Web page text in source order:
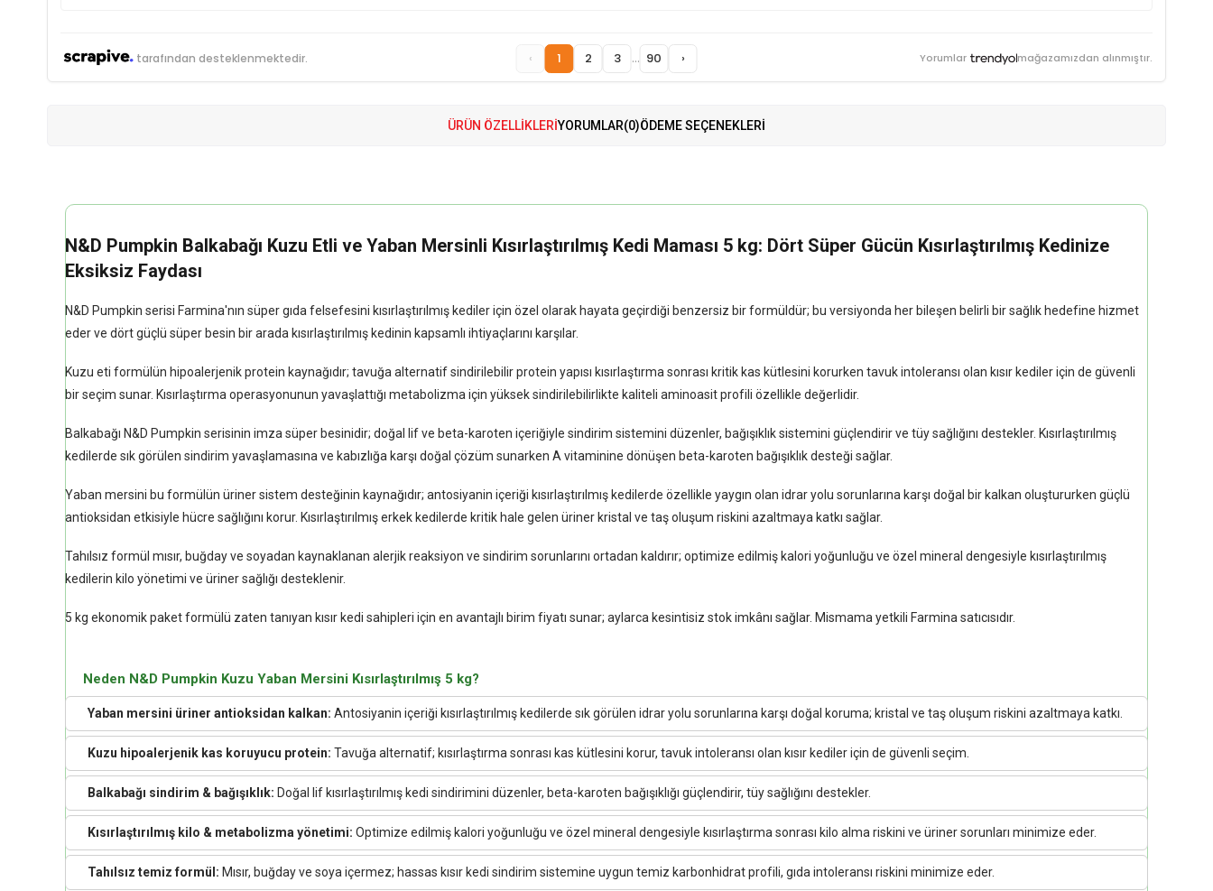
tarafından desteklenmektedir. ‹ 1 2 3 ... 90 › Yorumlar mağazamızdan alınmıştır.
ÜRÜN ÖZELLIKLERIYORUMLAR(0)ÖDEME SEÇENEKLERI
N&D Pumpkin Balkabağı Kuzu Etli ve Yaban Mersinli Kısırlaştırılmış Kedi Maması 5 kg: Dört Süper Gücün Kısırlaştırılmış Kedinize
Eksiksiz Faydası
N&D Pumpkin serisi Farmina'nın süper gıda felsefesini kısırlaştırılmış kediler için özel olarak hayata geçirdiği benzersiz bir formüldür; bu versiyonda her bileşen belirli bir sağlık hedefine hizmet
eder ve dört güçlü süper besin bir arada kısırlaştırılmış kedinin kapsamlı ihtiyaçlarını karşılar.
Kuzu eti formülün hipoalerjenik protein kaynağıdır; tavuğa alternatif sindirilebilir protein yapısı kısırlaştırma sonrası kritik kas kütlesini korurken tavuk intoleransı olan kısır kediler için de güvenli
bir seçim sunar. Kısırlaştırma operasyonunun yavaşlattığı metabolizma için yüksek sindirilebilirlikte kaliteli aminoasit profili özellikle değerlidir.
Balkabağı N&D Pumpkin serisinin imza süper besinidir; doğal lif ve beta-karoten içeriğiyle sindirim sistemini düzenler, bağışıklık sistemini güçlendirir ve tüy sağlığını destekler. Kısırlaştırılmış
kedilerde sık görülen sindirim yavaşlamasına ve kabızlığa karşı doğal çözüm sunarken A vitaminine dönüşen beta-karoten bağışıklık desteği sağlar.
Yaban mersini bu formülün üriner sistem desteğinin kaynağıdır; antosiyanin içeriği kısırlaştırılmış kedilerde özellikle yaygın olan idrar yolu sorunlarına karşı doğal bir kalkan oluştururken güçlü
antioksidan etkisiyle hücre sağlığını korur. Kısırlaştırılmış erkek kedilerde kritik hale gelen üriner kristal ve taş oluşum riskini azaltmaya katkı sağlar.
Tahılsız formül mısır, buğday ve soyadan kaynaklanan alerjik reaksiyon ve sindirim sorunlarını ortadan kaldırır; optimize edilmiş kalori yoğunluğu ve özel mineral dengesiyle kısırlaştırılmış
kedilerin kilo yönetimi ve üriner sağlığı desteklenir.
5 kg ekonomik paket formülü zaten tanıyan kısır kedi sahipleri için en avantajlı birim fiyatı sunar; aylarca kesintisiz stok imkânı sağlar. Mismama yetkili Farmina satıcısıdır.
Neden N&D Pumpkin Kuzu Yaban Mersini Kısırlaştırılmış 5 kg?
Yaban mersini üriner antioksidan kalkan: Antosiyanin içeriği kısırlaştırılmış kedilerde sık görülen idrar yolu sorunlarına karşı doğal koruma; kristal ve taş oluşum riskini azaltmaya katkı.
Kuzu hipoalerjenik kas koruyucu protein: Tavuğa alternatif; kısırlaştırma sonrası kas kütlesini korur, tavuk intoleransı olan kısır kediler için de güvenli seçim.
Balkabağı sindirim & bağışıklık: Doğal lif kısırlaştırılmış kedi sindirimini düzenler, beta-karoten bağışıklığı güçlendirir, tüy sağlığını destekler.
Kısırlaştırılmış kilo & metabolizma yönetimi: Optimize edilmiş kalori yoğunluğu ve özel mineral dengesiyle kısırlaştırma sonrası kilo alma riskini ve üriner sorunları minimize eder.
Tahılsız temiz formül: Mısır, buğday ve soya içermez; hassas kısır kedi sindirim sistemine uygun temiz karbonhidrat profili, gıda intoleransı riskini minimize eder.